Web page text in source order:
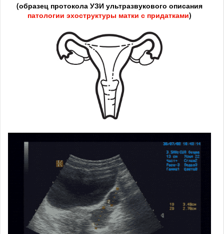
(образец протокола УЗИ ультразвукового описания
патологии эхоструктуры матки с придатками)